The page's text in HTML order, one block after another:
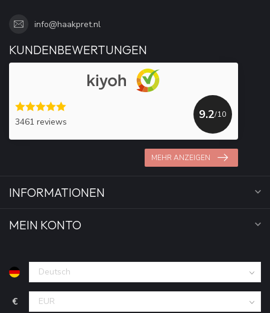
info@haakpret.nl
KUNDENBEWERTUNGEN
3461 reviews
9.2/10
MEHR ANZEIGEN
INFORMATIONEN
MEIN KONTO
€